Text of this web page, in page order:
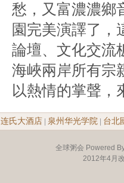
愁，又富濃濃鄉
園完美演譯了，
論壇、文化交流
海峽兩岸所有宗
以熱情的掌聲，
连氏大酒店 泉州华光学院 台北
全球粥会 Powered
2012年4月